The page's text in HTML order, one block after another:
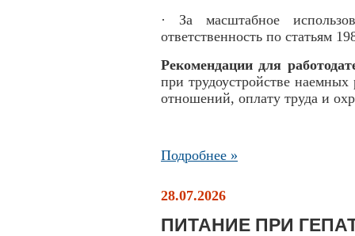
· За масштабное
ответственность по статьям
Рекомендации для
при трудоустройстве
отношений, оплату труда и
Подробнее »
28.07.2026
ПИТАНИЕ ПРИ